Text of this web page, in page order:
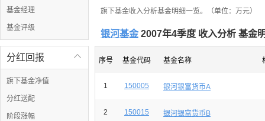
基金经理
基金评级

分红回报
旗下基金净值
分红送配
阶段涨幅
旗下基金收入分析基金明细一览。（单位：万元）
银河基金 2007年4季度 收入分析 基金
序号 基金代码 基金名称
1 150005 银河银富货币A
2 150015 银河银富货币B